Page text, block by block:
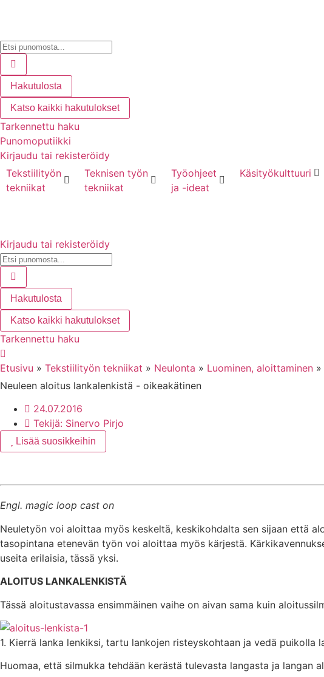
Hakutulosta
Katso kaikki hakutulokset
Tarkennettu haku
Punomoputiikki
Kirjaudu tai rekisteröidy
Tekstiilityön
tekniikat
Teknisen työn
tekniikat
Työohjeet
ja -ideat
Käsityökulttuuri
Kirjaudu tai rekisteröidy
Hakutulosta
Katso kaikki hakutulokset
Tarkennettu haku
Etusivu » Tekstiilityön tekniikat » Neulonta » Luominen, aloittaminen »
Neuleen aloitus lankalenkistä - oikeakätinen
24.07.2016
Tekijä: Sinervo Pirjo
Lisää suosikkeihin
Engl. magic loop cast on
Neuletyön voi aloittaa myös keskeltä, keskikohdalta sen sijaan että
tasopintana etenevän työn voi aloittaa myös kärjestä.
useita erilaisia, tässä yksi.
ALOITUS LANKALENKISTÄ
Tässä aloitustavassa ensimmäinen vaihe on aivan sama kuin
1. Kierrä lanka lenkiksi, tartu lankojen risteyskohtaan ja vedä
Huomaa, että silmukka tehdään kerästä tulevasta langasta ja langan